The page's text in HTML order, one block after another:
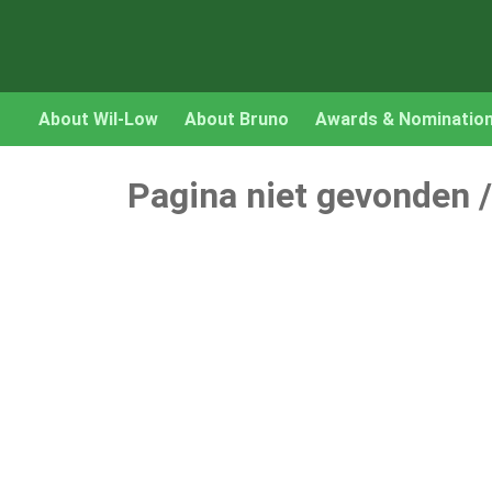
About Wil-Low About Bruno Awards &
Pagina niet gevonden